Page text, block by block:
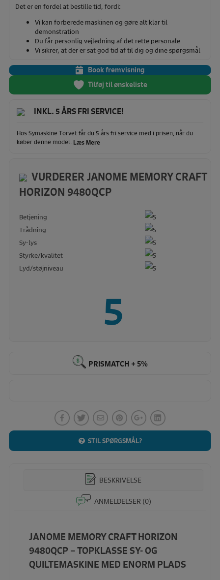
Det er en fordel at bestille tid, fordi:
Vi kan forberede maskinen og gøre alt klar til
demonstration
Du får personlig vejledning af det rette personale
Vi sikrer, at der er sat god tid af til dig og dine spørgsmål
Book fremvisning
Tilføj til ønskeliste
INKL. 5 ÅRS FRI SERVICE!
Hos Symaskine Torvet får du 5 års fri service med i prisen, når du
køber denne model. Læs Mere
VURDERER JANOME MEMORY CRAFT
HORIZON 9480QCP
Betjening
Trådning
Sy-lys
Styrke/kvalitet
Lyd/støjniveau
5
PRISMATCH + 5%
STIL SPØRGSMÅL?
BESKRIVELSE
ANMELDELSER (0)
JANOME MEMORY CRAFT HORIZON
9480QCP – TOPKLASSE SY- OG
QUILTEMASKINE MED ENORM PLADS